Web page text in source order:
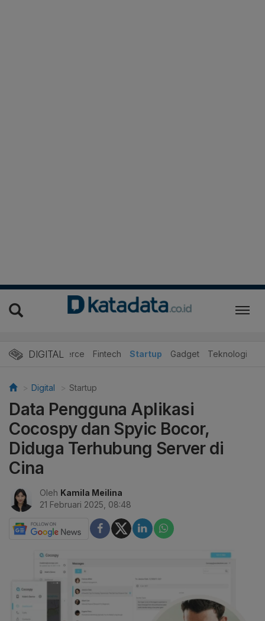
DIGITAL
E-Commerce Fintech Startup Gadget Teknologi
Digital Startup
Data Pengguna Aplikasi
Cocospy dan Spyic Bocor,
Diduga Terhubung Server di
Cina
Oleh Kamila Meilina
21 Februari 2025, 08:48